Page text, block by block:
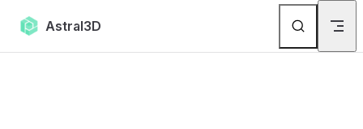
Skip to content
Astral3D